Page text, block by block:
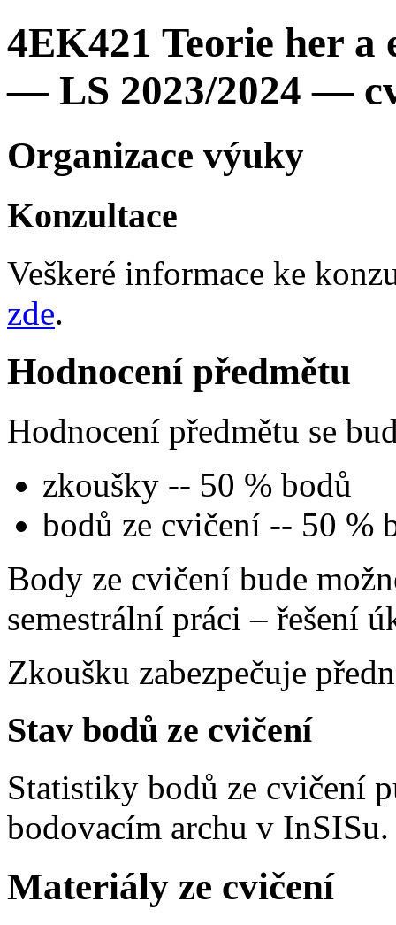
4EK421 Teorie her a
— LS 2023/2024 —
Organizace výuky
Konzultace
Veškeré informace ke
zde.
Hodnocení předmětu
Hodnocení předmětu se
zkoušky -- 50 % bodů
bodů ze cvičení -- 50 %
Body ze cvičení bude
semestrální práci – řešení
Zkoušku zabezpečuje
Stav bodů ze cvičení
Statistiky bodů ze cvičení
bodovacím archu v InSISu.
Materiály ze cvičení